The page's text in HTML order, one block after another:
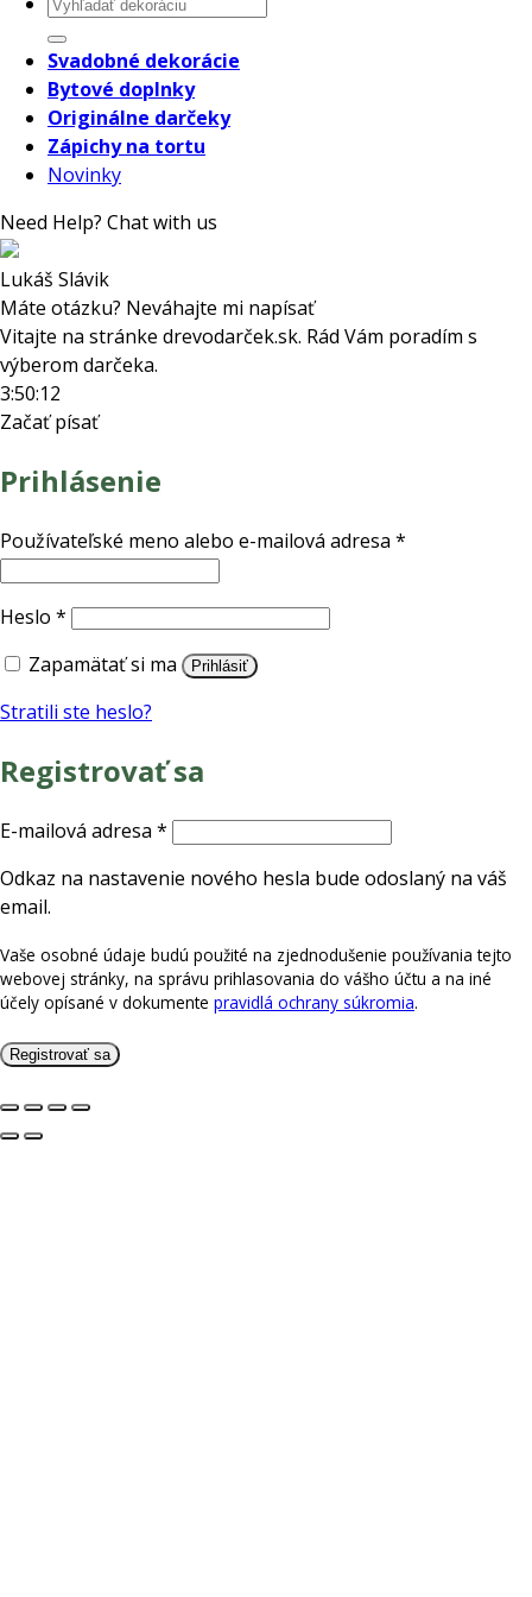
Svadobné dekorácie
Bytové doplnky
Originálne darčeky
Zápichy na tortu
Novinky
Need Help? Chat with us
Lukáš Slávik
Máte otázku? Neváhajte mi napísať
Vitajte na stránke drevodarček.sk. Rád Vám poradím s
výberom darčeka.
3:50:12
Začať písať
Prihlásenie
Používateľské meno alebo e-mailová adresa *
Heslo * Povinné
Zapamätať si ma
Prihlásiť
Stratili ste heslo?
Registrovať sa
E-mailová adresa * Povinné
Odkaz na nastavenie nového hesla bude odoslaný na váš
email.
Vaše osobné údaje budú použité na zjednodušenie používania tejto
webovej stránky, na správu prihlasovania do vášho účtu a na iné
účely opísané v dokumente pravidlá ochrany súkromia.
Registrovať sa